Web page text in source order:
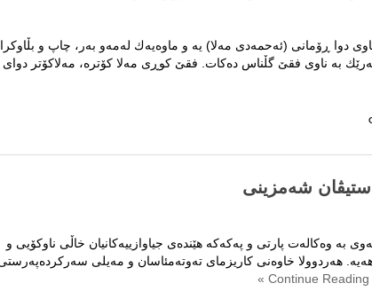
دوا ڕۆمانی (ئه‌حمه‌دی مه‌لا) یه‌ و ماوه‌یه‌ك له‌مه‌و به‌ر، چاپ و
به‌ ناوی فقێ گڵناس ده‌كات. فقێ كوڕی مه‌لا كۆتره‌، مه‌لاكۆتر دوای
ستیڤان شەمزینی
وەکالەت پارتی و پەکەکە هێندەی جیاوازییەکانیان خاڵی ناوکۆیی و
هەیە. هەردوولا خاوەنی کاریزمای تەوتەمئاسان و مەیلی سەرکردەپەرستی